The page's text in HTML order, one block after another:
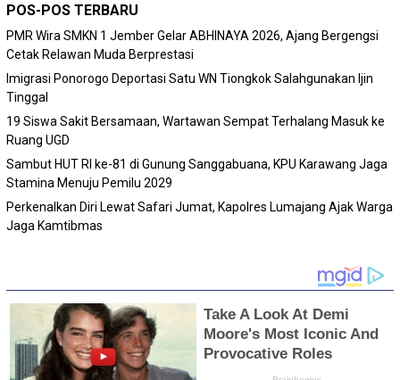
POS-POS TERBARU
PMR Wira SMKN 1 Jember Gelar ABHINAYA 2026, Ajang Bergengsi
Cetak Relawan Muda Berprestasi
Imigrasi Ponorogo Deportasi Satu WN Tiongkok Salahgunakan Ijin
Tinggal
19 Siswa Sakit Bersamaan, Wartawan Sempat Terhalang Masuk ke
Ruang UGD
Sambut HUT RI ke-81 di Gunung Sanggabuana, KPU Karawang Jaga
Stamina Menuju Pemilu 2029
Perkenalkan Diri Lewat Safari Jumat, Kapolres Lumajang Ajak Warga
Jaga Kamtibmas